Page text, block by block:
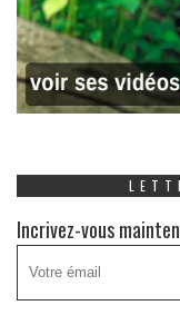
Incrivez-vous